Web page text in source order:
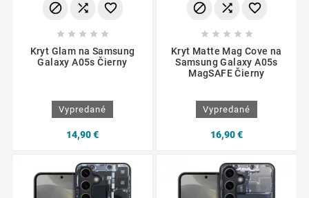
  
    
Kryt Glam na Samsung
Galaxy A05s Čierny
Vypredané
14,90 €
  
    
Kryt Matte Mag Cove na
Samsung Galaxy A05s
MagSAFE Čierny
Vypredané
16,90 €